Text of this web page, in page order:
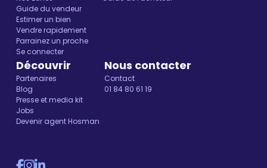
Guide du vendeur
Estimer un bien
Vendre rapidement
Parrainez un proche
Se connecter
Découvrir
Partenaires
Blog
Presse et media kit
Jobs
Devenir agent Hosman
Nous contacter
Contact
01 84 80 61 19